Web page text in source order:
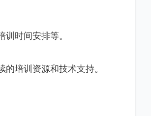
时间安排等。
培训资源和技术支持。